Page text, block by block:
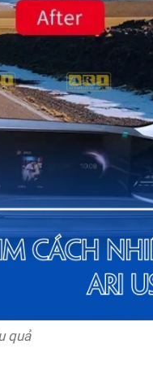
quả